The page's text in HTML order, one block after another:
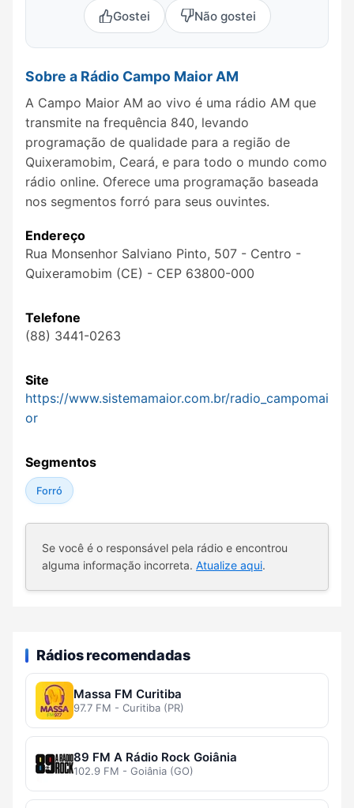
Gostei Não gostei
Sobre a Rádio Campo Maior AM
A Campo Maior AM ao vivo é uma rádio AM que
transmite na frequência 840, levando
programação de qualidade para a região de
Quixeramobim, Ceará, e para todo o mundo como
rádio online. Oferece uma programação baseada
nos segmentos forró para seus ouvintes.
Endereço
Rua Monsenhor Salviano Pinto, 507 - Centro -
Quixeramobim (CE) - CEP 63800-000
Telefone
(88) 3441-0263
Site
https://www.sistemamaior.com.br/radio_campomai
or
Segmentos
Forró
Se você é o responsável pela rádio e encontrou
alguma informação incorreta. Atualize aqui.
Rádios recomendadas
Massa FM Curitiba
97.7 FM - Curitiba (PR)
89 FM A Rádio Rock Goiânia
102.9 FM - Goiânia (GO)